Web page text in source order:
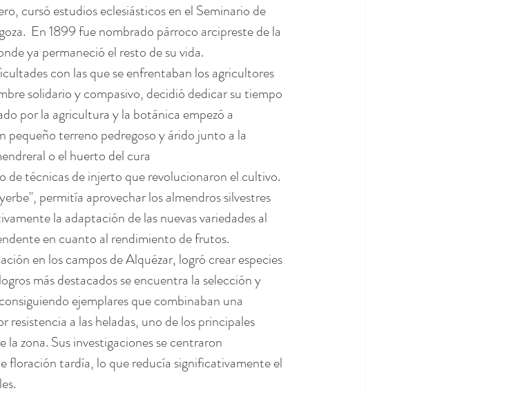
cursó estudios eclesiásticos en el Seminario de
En 1899 fue nombrado párroco arcipreste de la
ya permaneció el resto de su vida.
con las que se enfrentaban los agricultores
solidario y compasivo, decidió dedicar su tiempo
por la agricultura y la botánica empezó a
pequeño terreno pedregoso y árido junto a la
o el huerto del cura
técnicas de injerto que revolucionaron el cultivo.
permitía aprovechar los almendros silvestres
la adaptación de las nuevas variedades al
en cuanto al rendimiento de frutos.
en los campos de Alquézar, logró crear especies
más destacados se encuentra la selección y
ejemplares que combinaban una
a las heladas, uno de los principales
zona. Sus investigaciones se centraron
floración tardía, lo que reducía significativamente el